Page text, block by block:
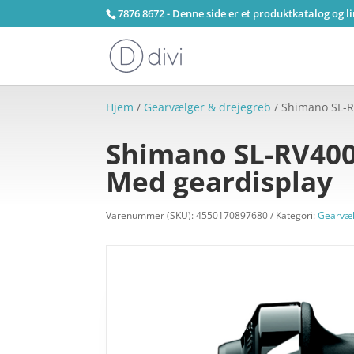
7876 8672 - Denne side er et produktkatalog
Hjem / Gearvælger & drejegreb / Shimano SL-
Shimano SL-
Med geardisplay
Varenummer (SKU):4550170897680 Kategori: